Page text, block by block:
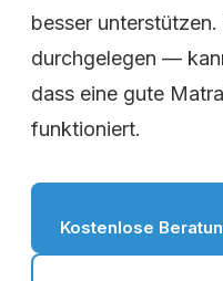
besser
durchgelegen —
dass eine gute
funktioniert.
Kostenlose